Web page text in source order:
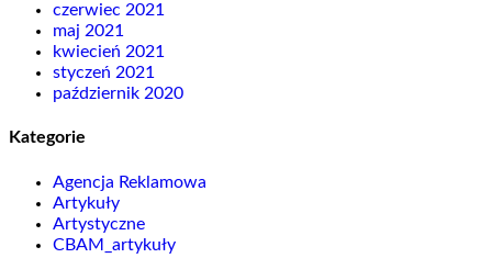
czerwiec 2021
maj 2021
kwiecień 2021
styczeń 2021
październik 2020
Kategorie
Agencja Reklamowa
Artykuły
Artystyczne
CBAM_artykuły